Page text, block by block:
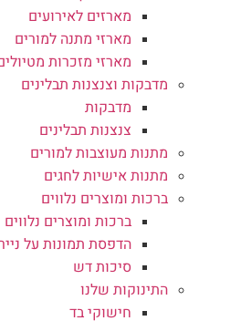
מארזים לאירועים
מארזי מתנה למורים
מארזי מזכרות מטיולים
מדבקות וצנצנות תבלינים
מדבקות
צנצנות תבלינים
מתנות מעוצבות למורים
מתנות אישיות לחגים
ברכות ומוצרים נלווים
ברכות ומוצרים נלווים
הדפסת תמונות על נייר
סיכות דש
התינוקות שלנו
חישוקי בד